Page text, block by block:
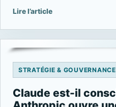
Lire l’article
STRATÉGIE &
Claude est-il